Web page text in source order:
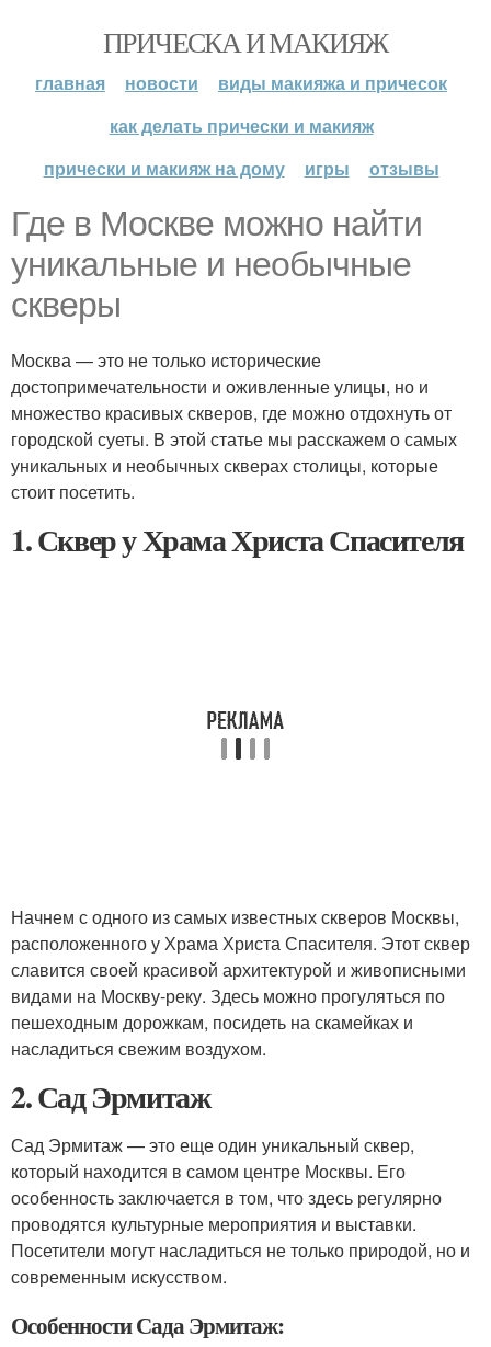
ПРИЧЕСКА И МАКИЯЖ
главная новости
виды макияжа и причесок
как делать прически и макияж
прически и макияж на дому
игры отзывы
Где в Москве можно найти
уникальные и необычные
скверы
Москва — это не только исторические
достопримечательности и оживленные улицы, но и
множество красивых скверов, где можно отдохнуть от
городской суеты. В этой статье мы расскажем о самых
уникальных и необычных скверах столицы, которые
стоит посетить.
1. Сквер у Храма Христа Спасителя
Начнем с одного из самых известных скверов Москвы,
расположенного у Храма Христа Спасителя. Этот сквер
славится своей красивой архитектурой и живописными
видами на Москву-реку. Здесь можно прогуляться по
пешеходным дорожкам, посидеть на скамейках и
насладиться свежим воздухом.
2. Сад Эрмитаж
Сад Эрмитаж — это еще один уникальный сквер,
который находится в самом центре Москвы. Его
особенность заключается в том, что здесь регулярно
проводятся культурные мероприятия и выставки.
Посетители могут насладиться не только природой, но и
современным искусством.
Особенности Сада Эрмитаж: